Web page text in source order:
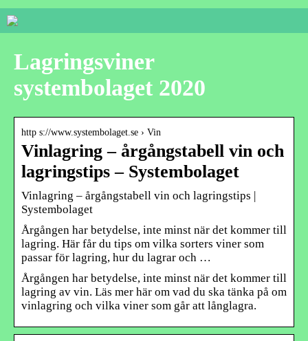
Lagringsviner
systembolaget 2020
http s://www.systembolaget.se › Vin
Vinlagring – årgångstabell vin och
lagringstips – Systembolaget
Vinlagring – årgångstabell vin och lagringstips |
Systembolaget
Årgången har betydelse, inte minst när det kommer till
lagring. Här får du tips om vilka sorters viner som
passar för lagring, hur du lagrar och …
Årgången har betydelse, inte minst när det kommer till
lagring av vin. Läs mer här om vad du ska tänka på om
vinlagring och vilka viner som går att långlagra.